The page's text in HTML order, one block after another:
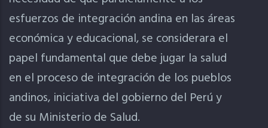
esfuerzos de integración andina en las áreas
económica y educacional, se considerara el
papel fundamental que debe jugar la salud
en el proceso de integración de los pueblos
andinos, iniciativa del gobierno del Perú y
de su Ministerio de Salud.